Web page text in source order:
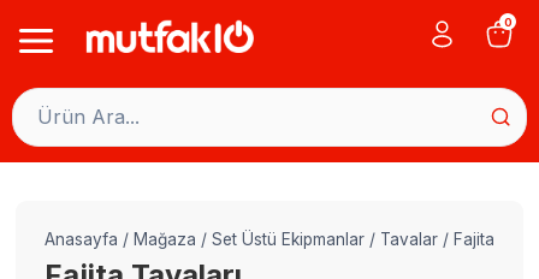
0
Anasayfa / Mağaza / Set Üstü Ekipmanlar / Tavalar / Fajita